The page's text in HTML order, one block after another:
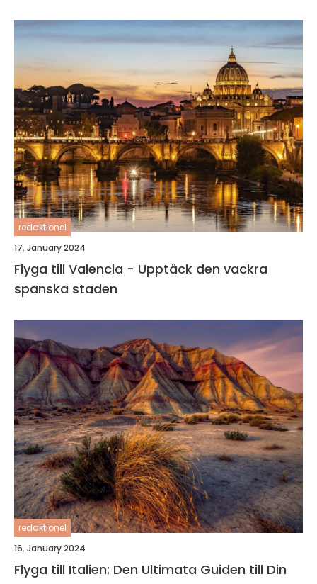
redaktionel
17. January 2024
Flyga till Valencia - Upptäck den vackra
spanska staden
redaktionel
16. January 2024
Flyga till Italien: Den Ultimata Guiden till Din